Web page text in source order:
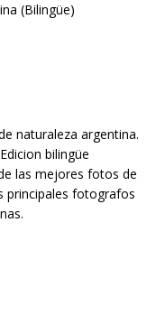
(Bilingüe)
naturaleza argentina.
bilingüe
las mejores fotos de
principales fotografos